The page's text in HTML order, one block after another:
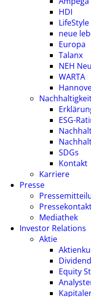
HDI
neue
Europa
Talanx
NEH
WARTA
ESG-
SDGs
Kontakt
Karriere
Presse
Mediathek
Investor Relations
Aktie
Equity